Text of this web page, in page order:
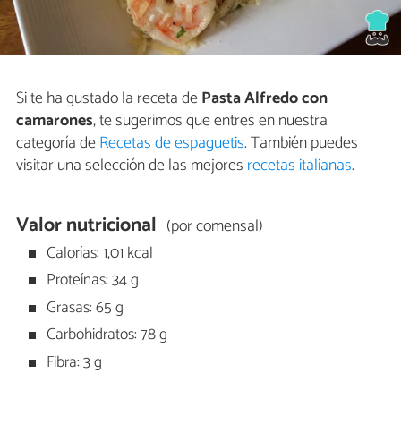
Si te ha gustado la receta dePasta Alfredo con
camarones, te sugerimos que entres en nuestra
categoría deRecetas de espaguetis. También puedes
visitar una selección de las mejores recetas italianas.
Valor nutricional (por comensal)
Calorías: 1,01 kcal
Proteínas: 34 g
Grasas: 65 g
Carbohidratos: 78 g
Fibra: 3 g